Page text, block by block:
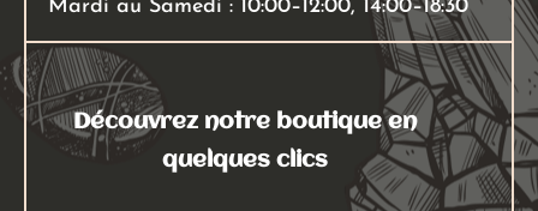
Mardi au Samedi : 10:00–12:00, 14:00–18:30
Découvrez notre boutique en
quelques clics